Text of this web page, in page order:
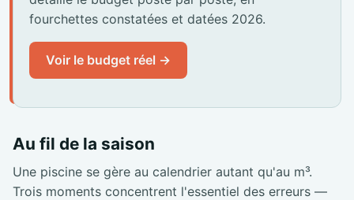
fourchettes constatées et datées 2026.
Voir le budget réel →
Au fil de la saison
Une piscine se gère au calendrier autant qu'au m³.
Trois moments concentrent l'essentiel des erreurs —